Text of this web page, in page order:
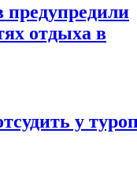
предупредили
отдыха в
у